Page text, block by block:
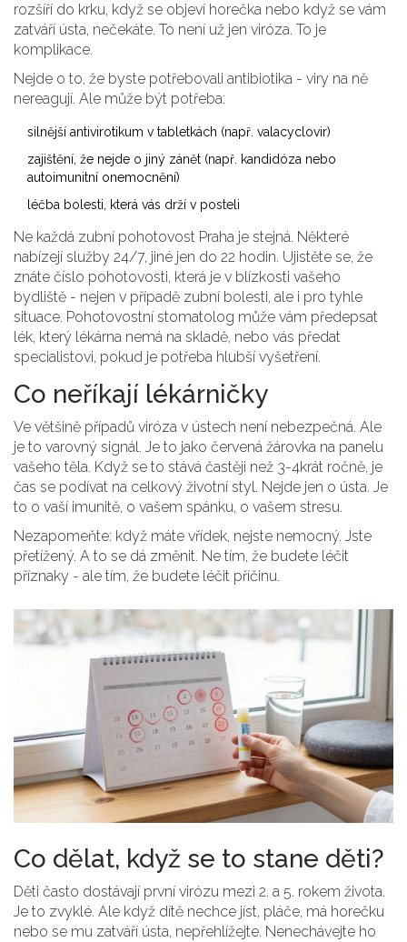
rozšíří do krku, když se objeví horečka nebo když se vám
zatváří ústa, nečekáte. To není už jen viróza. To je
komplikace.
Nejde o to, že byste potřebovali antibiotika - viry na ně
nereagují. Ale může být potřeba:
silnější antivirotikum v tabletkách (např. valacyclovir)
zajištění, že nejde o jiný zánět (např. kandidóza nebo
autoimunitní onemocnění)
léčba bolesti, která vás drží v posteli
Ne každá zubní pohotovost Praha je stejná. Některé
nabízejí služby 24/7, jiné jen do 22 hodin. Ujistěte se, že
znáte číslo pohotovosti, která je v blízkosti vašeho
bydliště - nejen v případě zubní bolesti, ale i pro tyhle
situace. Pohotovostní stomatolog může vám předepsat
lék, který lékárna nemá na skladě, nebo vás předat
specialistovi, pokud je potřeba hlubší vyšetření.
Co neříkají lékárničky
Ve většině případů viróza v ústech není nebezpečná. Ale
je to varovný signál. Je to jako červená žárovka na panelu
vašeho těla. Když se to stává častěji než 3-4krát ročně, je
čas se podívat na celkový životní styl. Nejde jen o ústa. Je
to o vaší imunitě, o vašem spánku, o vašem stresu.
Nezapomeňte: když máte vřídek, nejste nemocný. Jste
přetížený. A to se dá změnit. Ne tím, že budete léčit
příznaky - ale tím, že budete léčit příčinu.
Co dělat, když se to stane děti?
Děti často dostávají první virózu mezi 2. a 5. rokem života.
Je to zvyklé. Ale když dítě nechce jíst, pláče, má horečku
nebo se mu zatváří ústa, nepřehlížejte. Nenechávejte ho